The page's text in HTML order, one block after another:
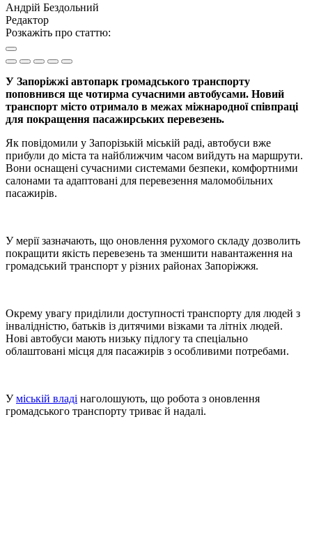
Андрій Бездольний
Редактор
Розкажіть про статтю:
У Запоріжжі автопарк громадського транспорту
поповнився ще чотирма сучасними автобусами. Новий
транспорт місто отримало в межах міжнародної співпраці
для покращення пасажирських перевезень.
Як повідомили у Запорізькій міській раді, автобуси вже
прибули до міста та найближчим часом вийдуть на маршрути.
Вони оснащені сучасними системами безпеки, комфортними
салонами та адаптовані для перевезення маломобільних
пасажирів.
У мерії зазначають, що оновлення рухомого складу дозволить
покращити якість перевезень та зменшити навантаження на
громадський транспорт у різних районах Запоріжжя.
Окрему увагу приділили доступності транспорту для людей з
інвалідністю, батьків із дитячими візками та літніх людей.
Нові автобуси мають низьку підлогу та спеціально
облаштовані місця для пасажирів з особливими потребами.
Уміській владі наголошують, що робота з оновлення
громадського транспорту триває й надалі.